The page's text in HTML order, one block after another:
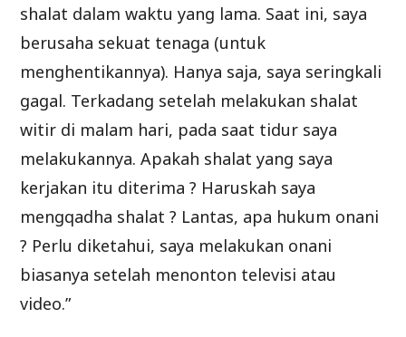
shalat dalam waktu yang lama. Saat ini, saya
berusaha sekuat tenaga (untuk
menghentikannya). Hanya saja, saya seringkali
gagal. Terkadang setelah melakukan shalat
witir di malam hari, pada saat tidur saya
melakukannya. Apakah shalat yang saya
kerjakan itu diterima ? Haruskah saya
mengqadha shalat ? Lantas, apa hukum onani
? Perlu diketahui, saya melakukan onani
biasanya setelah menonton televisi atau
video.”